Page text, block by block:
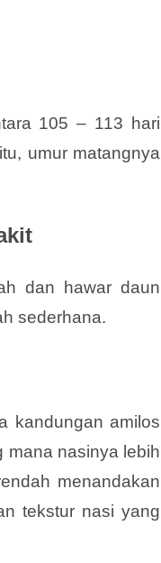
105 – 113 hari
umur matangnya
dan hawar daun
sederhana.
kandungan amilos
mana nasinya lebih
menandakan
tekstur nasi yang